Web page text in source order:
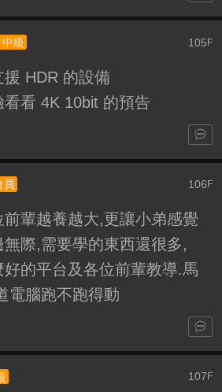
105 F
級
HDR 的設備
看 4K 10bit 的預告
106 F
員
前輩越養越大,更讓小弟感覺
際,需要學的東西還很多,
的平台及各位前輩教導.馬
電腦跑不跑得動
107 F